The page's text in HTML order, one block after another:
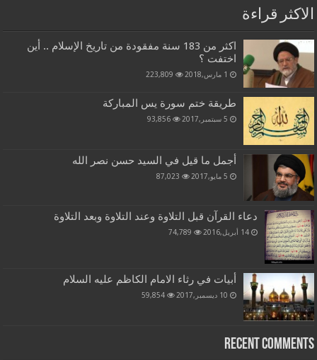
الاكثر قراءة
اكثر من 183 سنة مفقودة من تاريخ الإسلام .. أين
اختفت ؟
1 مارس,2018 223,809
طريقة ختم سورة يس المباركة
5 سبتمبر,2017 93,856
أجمل ما قيل في السيد حسن نصر الله
5 مايو,2017 87,023
دعاء القرآن قبل التلاوة وعند التلاوة وبعد التلاوة
14 أبريل,2016 74,789
أبيات في رثاء الامام الكاظم عليه السلام
10 ديسمبر,2017 59,854
Recent Comments